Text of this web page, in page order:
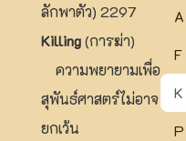
A
F
K
P
ลักพาตัว) 2297
Killing(การฆ่า)
ความพยายามเพื่อ
สุพันธ์ศาสตร์ไม่อาจ
ยกเว้น